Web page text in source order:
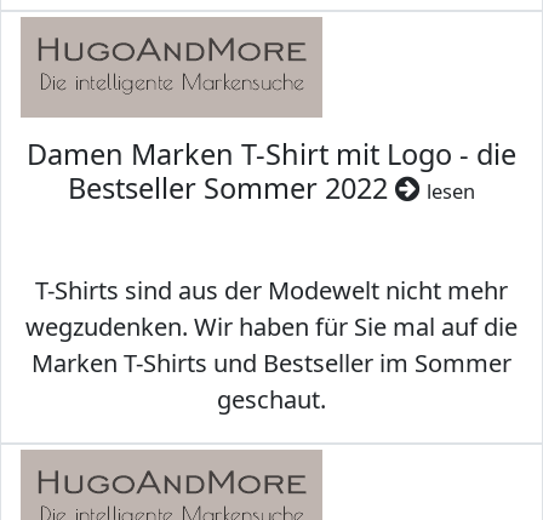
Damen Marken T-Shirt mit Logo - die
Bestseller Sommer 2022
lesen
T-Shirts sind aus der Modewelt nicht mehr
wegzudenken. Wir haben für Sie mal auf die
Marken T-Shirts und Bestseller im Sommer
geschaut.